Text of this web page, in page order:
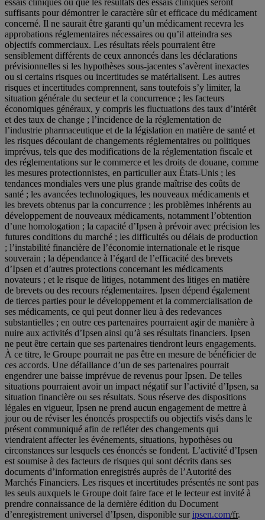
suffisants pour démontrer le caractère sûr et efficace du médicament
concerné. Il ne saurait être garanti qu’un médicament recevra les
approbations réglementaires nécessaires ou qu’il atteindra ses
objectifs commerciaux. Les résultats réels pourraient être
sensiblement différents de ceux annoncés dans les déclarations
prévisionnelles si les hypothèses sous-jacentes s’avèrent inexactes
ou si certains risques ou incertitudes se matérialisent. Les autres
risques et incertitudes comprennent, sans toutefois s’y limiter, la
situation générale du secteur et la concurrence ; les facteurs
économiques généraux, y compris les fluctuations des taux d’intérêt
et des taux de change ; l’incidence de la réglementation de
l’industrie pharmaceutique et de la législation en matière de santé et
les risques découlant de changements réglementaires ou politiques
imprévus, tels que des modifications de la réglementation fiscale et
des réglementations sur le commerce et les droits de douane, comme
les mesures protectionnistes, en particulier aux États-Unis ; les
tendances mondiales vers une plus grande maîtrise des coûts de
santé ; les avancées technologiques, les nouveaux médicaments et
les brevets obtenus par la concurrence ; les problèmes inhérents au
développement de nouveaux médicaments, notamment l’obtention
d’une homologation ; la capacité d’Ipsen à prévoir avec précision les
futures conditions du marché ; les difficultés ou délais de production
; l’instabilité financière de l’économie internationale et le risque
souverain ; la dépendance à l’égard de l’efficacité des brevets
d’Ipsen et d’autres protections concernant les médicaments
novateurs ; et le risque de litiges, notamment des litiges en matière
de brevets ou des recours réglementaires. Ipsen dépend également
de tierces parties pour le développement et la commercialisation de
ses médicaments, ce qui peut donner lieu à des redevances
substantielles ; en outre ces partenaires pourraient agir de manière à
nuire aux activités d’Ipsen ainsi qu’à ses résultats financiers. Ipsen
ne peut être certain que ses partenaires tiendront leurs engagements.
À ce titre, le Groupe pourrait ne pas être en mesure de bénéficier de
ces accords. Une défaillance d’un de ses partenaires pourrait
engendrer une baisse imprévue de revenus pour Ipsen. De telles
situations pourraient avoir un impact négatif sur l’activité d’Ipsen, sa
situation financière ou ses résultats. Sous réserve des dispositions
légales en vigueur, Ipsen ne prend aucun engagement de mettre à
jour ou de réviser les énoncés prospectifs ou objectifs visés dans le
présent communiqué afin de refléter des changements qui
viendraient affecter les événements, situations, hypothèses ou
circonstances sur lesquels ces énoncés se fondent. L’activité d’Ipsen
est soumise à des facteurs de risques qui sont décrits dans ses
documents d’information enregistrés auprès de l’Autorité des
Marchés Financiers. Les risques et incertitudes présentés ne sont pas
les seuls auxquels le Groupe doit faire face et le lecteur est invité à
prendre connaissance de la dernière édition du Document
d’enregistrement universel d’Ipsen, disponible sur ipsen.com/fr.